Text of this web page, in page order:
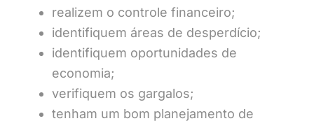
realizem o controle financeiro;
identifiquem áreas de desperdício;
identifiquem oportunidades de
economia;
verifiquem os gargalos;
tenham um bom planejamento de